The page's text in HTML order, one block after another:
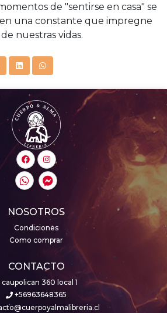
de "sentirse en casa" se
una constante que impregne
nuestras vidas.
NOSOTROS
Condiciones
Como comprar
CONTACTO
caupolican 360 local 1
+56963648365